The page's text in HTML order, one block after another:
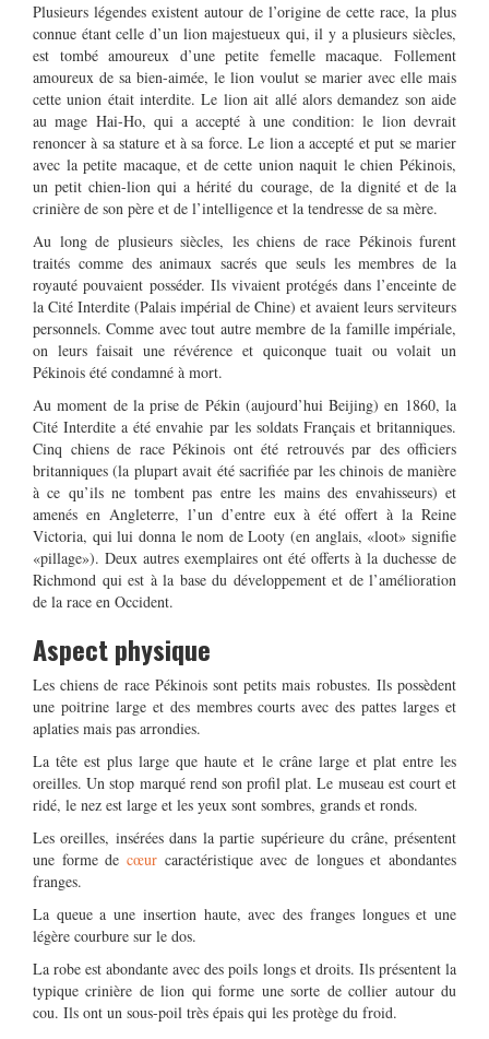
Plusieurs légendes existent autour de l’origine de cette race, la plus
connue étant celle d’un lion majestueux qui, il y a plusieurs siècles,
est tombé amoureux d’une petite femelle macaque. Follement
amoureux de sa bien-aimée, le lion voulut se marier avec elle mais
cette union était interdite. Le lion ait allé alors demandez son aide
au mage Hai-Ho, qui a accepté à une condition: le lion devrait
renoncer à sa stature et à sa force. Le lion a accepté et put se marier
avec la petite macaque, et de cette union naquit le chien Pékinois,
un petit chien-lion qui a hérité du courage, de la dignité et de la
crinière de son père et de l’intelligence et la tendresse de sa mère.
Au long de plusieurs siècles, les chiens de race Pékinois furent
traités comme des animaux sacrés que seuls les membres de la
royauté pouvaient posséder. Ils vivaient protégés dans l’enceinte de
la Cité Interdite (Palais impérial de Chine) et avaient leurs serviteurs
personnels. Comme avec tout autre membre de la famille impériale,
on leurs faisait une révérence et quiconque tuait ou volait un
Pékinois été condamné à mort.
Au moment de la prise de Pékin (aujourd’hui Beijing) en 1860, la
Cité Interdite a été envahie par les soldats Français et britanniques.
Cinq chiens de race Pékinois ont été retrouvés par des officiers
britanniques (la plupart avait été sacrifiée par les chinois de manière
à ce qu’ils ne tombent pas entre les mains des envahisseurs) et
amenés en Angleterre, l’un d’entre eux à été offert à la Reine
Victoria, qui lui donna le nom de Looty (en anglais, «loot» signifie
«pillage»). Deux autres exemplaires ont été offerts à la duchesse de
Richmond qui est à la base du développement et de l’amélioration
de la race en Occident.
Aspect physique
Les chiens de race Pékinois sont petits mais robustes. Ils possèdent
une poitrine large et des membres courts avec des pattes larges et
aplaties mais pas arrondies.
La tête est plus large que haute et le crâne large et plat entre les
oreilles. Un stop marqué rend son profil plat. Le museau est court et
ridé, le nez est large et les yeux sont sombres, grands et ronds.
Les oreilles, insérées dans la partie supérieure du crâne, présentent
une forme de cœur caractéristique avec de longues et abondantes
franges.
La queue a une insertion haute, avec des franges longues et une
légère courbure sur le dos.
La robe est abondante avec des poils longs et droits. Ils présentent la
typique crinière de lion qui forme une sorte de collier autour du
cou. Ils ont un sous-poil très épais qui les protège du froid.